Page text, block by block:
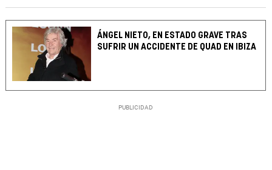
ÁNGEL NIETO, EN ESTADO GRAVE TRAS
SUFRIR UN ACCIDENTE DE QUAD EN IBIZA